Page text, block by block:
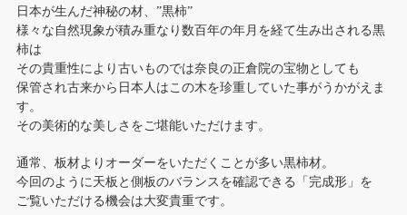
日本が生んだ神秘の材、”黒柿”
様々な自然現象が積み重なり数百年の年月を経て生み出される黒
柿は
その貴重性により古いものでは奈良の正倉院の宝物としても
保管され古来から日本人はこの木を珍重していた事がうかがえま
す。
その美術的な美しさをご堪能いただけます。
通常、板材よりオーダーをいただくことが多い黒柿材。
今回のように天板と側板のバランスを確認できる「完成形」を
ご覧いただける機会は大変貴重です。